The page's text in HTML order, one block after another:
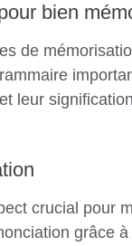
bien
de
leur
crucial pour
grâce